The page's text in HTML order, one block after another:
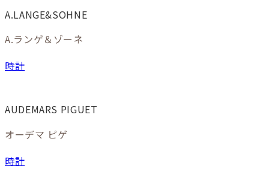
A.LANGE&SOHNE
A.ランゲ＆ゾーネ
時計
AUDEMARS PIGUET
オーデマ ピゲ
時計